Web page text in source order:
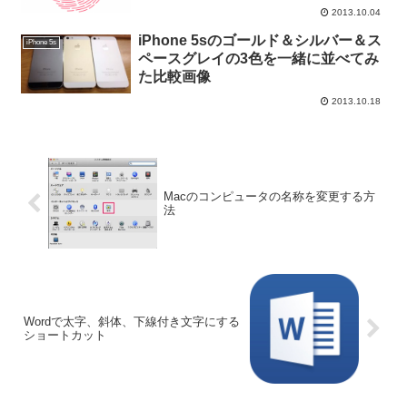
2013.10.04
iPhone 5s
iPhone 5sのゴールド＆シルバー＆ス
ペースグレイの3色を一緒に並べてみ
た比較画像
2013.10.18
Macのコンピュータの名称を変更する方
法
Wordで太字、斜体、下線付き文字にする
ショートカット